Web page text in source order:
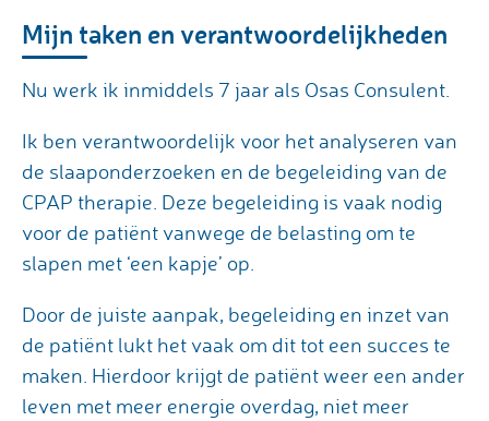
Mijn taken en verantwoordelijkheden
Nu werk ik inmiddels 7 jaar als Osas Consulent.
Ik ben verantwoordelijk voor het analyseren van
de slaaponderzoeken en de begeleiding van de
CPAP therapie. Deze begeleiding is vaak nodig
voor de patiënt vanwege de belasting om te
slapen met ‘een kapje’ op.
Door de juiste aanpak, begeleiding en inzet van
de patiënt lukt het vaak om dit tot een succes te
maken. Hierdoor krijgt de patiënt weer een ander
leven met meer energie overdag, niet meer